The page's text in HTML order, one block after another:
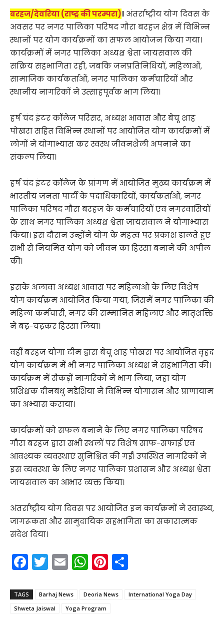
बरहज/देवरिया (राष्ट्र की परम्परा)। अंतर्राष्ट्रीय योग दिवस के
अवसर पर नगर पालिका परिषद गौरा बरहज क्षेत्र में विभिन्न
स्थानों पर योग कार्यक्रमों का सफल आयोजन किया गया।
कार्यक्रमों में नगर पालिका अध्यक्ष श्वेता जायसवाल की
सक्रिय सहभागिता रही, जबकि जनप्रतिनिधियों, महिलाओं,
सामाजिक कार्यकर्ताओं, नगर पालिका कर्मचारियों और
स्थानीय नागरिकों ने उत्साहपूर्वक भाग लिया।
हर्ष चंद इंटर कॉलेज परिसर, अध्यक्ष आवास और बेचू शाह
पोखरा सहित विभिन्न स्थानों पर आयोजित योग कार्यक्रमों में
लोगों ने योगाभ्यास कर स्वस्थ जीवनशैली अपनाने का
संकल्प लिया।
हर्ष चंद इंटर कॉलेज के प्रांगण में आयोजित मुख्य कार्यक्रम में
भारतीय जनता पार्टी के पदाधिकारियों, कार्यकर्ताओं, नगर
पालिका परिषद गौरा बरहज के कर्मचारियों एवं नगरवासियों
के साथ नगर पालिका अध्यक्ष श्वेता जायसवाल ने योगाभ्यास
किया। इस दौरान उन्होंने योग के महत्व पर प्रकाश डालते हुए
सभी से नियमित योग को जीवन का हिस्सा बनाने की अपील
की।
इसके अलावा अध्यक्ष आवास पर महिलाओं के लिए विशेष
योग कार्यक्रम आयोजित किया गया, जिसमें नगर पालिका की
महिला कर्मचारी, नगर की सम्मानित महिलाएं और मातृशक्ति
ने बढ़-चढ़कर हिस्सा लिया।
वहीं बरहज योगा टीम द्वारा बेचू शाह पोखरा पर आयोजित वृहद
योग कार्यक्रम में भी नगर पालिका अध्यक्ष ने सहभागिता की।
कार्यक्रम में सैकड़ों नागरिकों ने भाग लिया, जहां योग
प्रशिक्षक दीनबंधु मद्देशिया ने विभिन्न योगासन और प्राणायाम
का अभ्यास कराया।
कार्यक्रमों को सफल बनाने के लिए नगर पालिका परिषद
गौरा बरहज द्वारा सभी स्थलों पर विशेष साफ-सफाई एवं
आवश्यक व्यवस्थाएं सुनिश्चित की गईं। उपस्थित नागरिकों ने
इस व्यवस्था के लिए नगर पालिका प्रशासन और अध्यक्ष श्वेता
जायसवाल का आभार व्यक्त किया।
अंतर्राष्ट्रीय योग दिवस पर आयोजित इन कार्यक्रमों ने स्वास्थ्य,
जागरूकता और सामुदायिक सहभागिता का सकारात्मक
संदेश दिया।
F
c
e
T
itt
er
E
ai
l
W
a
ts
Pi
er ar
TAGS Barhaj News Deoria News
International Yoga Day
Shweta Jaiswal
Yoga Program